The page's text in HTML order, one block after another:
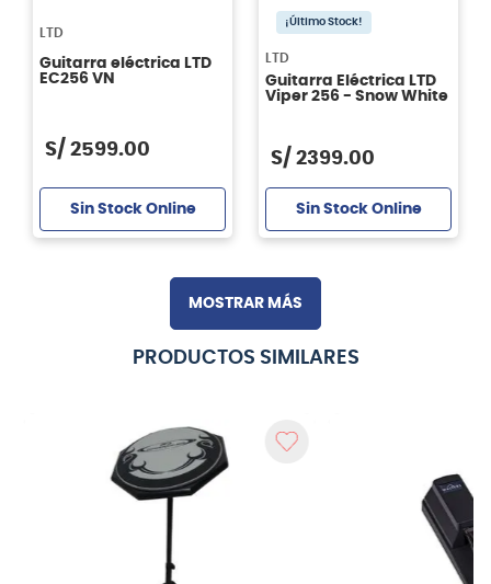
LTD
Guitarra eléctrica LTD
EC256 VN
S/ 2599.00
Sin Stock Online
¡Último Stock!
LTD
Guitarra Eléctrica LTD
Viper 256 - Snow White
S/ 2399.00
Sin Stock Online
MOSTRAR MÁS
PRODUCTOS SIMILARES